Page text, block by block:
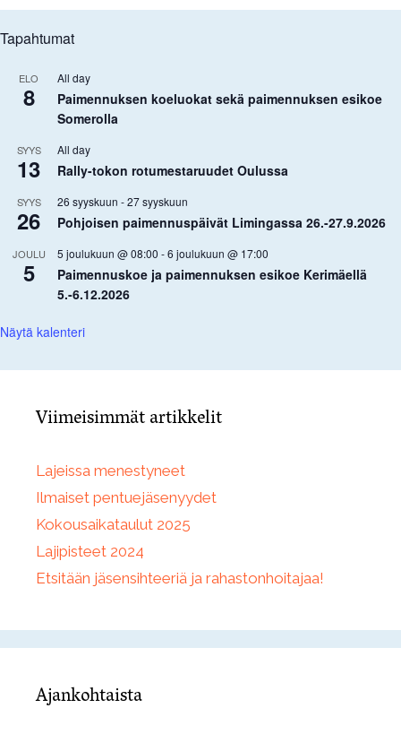
Tapahtumat
ELO
8
All day
Paimennuksen koeluokat sekä paimennuksen esikoe
Somerolla
SYYS
13
All day
Rally-tokon rotumestaruudet Oulussa
SYYS
26
26 syyskuun -27 syyskuun
Pohjoisen paimennuspäivät Limingassa 26.-27.9.2026
JOULU
5
5 joulukuun @ 08:00 -6 joulukuun @ 17:00
Paimennuskoe ja paimennuksen esikoe Kerimäellä
5.-6.12.2026
Näytä kalenteri
Viimeisimmät artikkelit
Lajeissa menestyneet
Ilmaiset pentuejäsenyydet
Kokousaikataulut 2025
Lajipisteet 2024
Etsitään jäsensihteeriä ja rahastonhoitajaa!
Ajankohtaista